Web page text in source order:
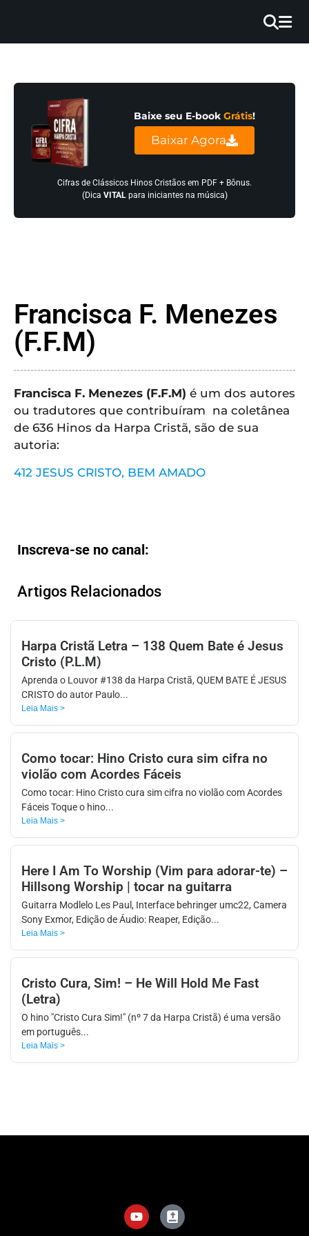
EBOOK
GRÁTIS
GUITAR
CRISTÃOS
TEORIA
MINI
DOC
REVIEW
LISTAS
WINDOWS
Baixe seu E-book Grátis!
Baixar Agora
Cifras de Clássicos Hinos Cristãos em PDF + Bônus.
(Dica VITALpara iniciantes na música)
Francisca F. Menezes
(F.F.M)
Francisca F. Menezes (F.F.M) é um dos autores
ou tradutores que contribuíram na coletânea
de 636 Hinos da Harpa Cristã, são de sua
autoria:
412 JESUS CRISTO, BEM AMADO
Inscreva-se no canal:
Artigos Relacionados
Harpa Cristã Letra – 138 Quem Bate é Jesus
Cristo (P.L.M)
Aprenda o Louvor #138 da Harpa Cristã, QUEM BATE É JESUS
CRISTO do autor Paulo...
Leia Mais >
Como tocar: Hino Cristo cura sim cifra no
violão com Acordes Fáceis
Como tocar: Hino Cristo cura sim cifra no violão com Acordes
Fáceis Toque o hino...
Leia Mais >
Here I Am To Worship (Vim para adorar-te) –
Hillsong Worship | tocar na guitarra
Guitarra Modlelo Les Paul, Interface behringer umc22, Camera
Sony Exmor, Edição de Áudio: Reaper, Edição...
Leia Mais >
Cristo Cura, Sim! – He Will Hold Me Fast
(Letra)
O hino "Cristo Cura Sim!" (nº 7 da Harpa Cristã) é uma versão
em português...
Leia Mais >